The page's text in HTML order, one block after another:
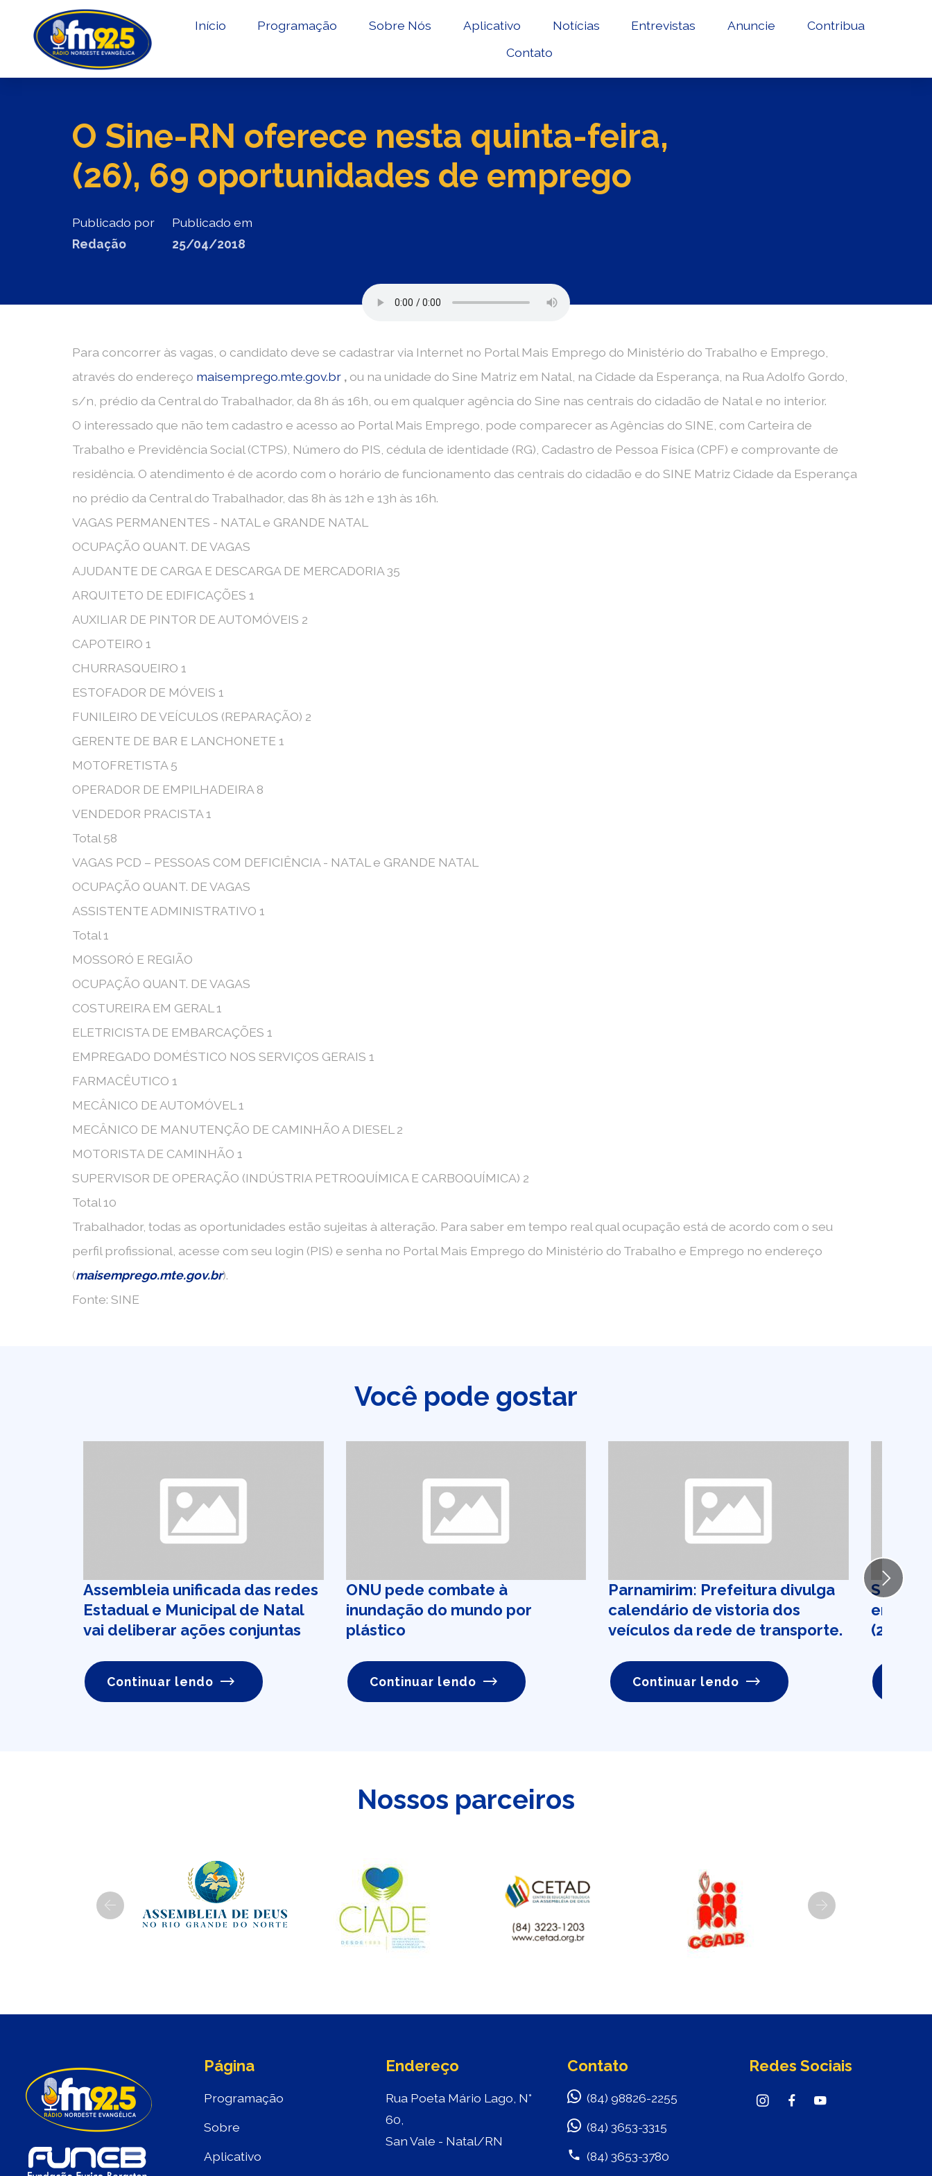
Início Programação Sobre Nós Aplicativo Notícias Entrevistas Anuncie
Contribua
Contato
O Sine-RN oferece nesta quinta-feira,
(26), 69 oportunidades de emprego
Publicado por
Redação
Publicado em
25/04/2018
Para concorrer às vagas, o candidato deve se cadastrar via Internet no Portal Mais Emprego do Ministério do Trabalho e Emprego,
através do endereço maisemprego.mte.gov.br , ou na unidade do Sine Matriz em Natal, na Cidade da Esperança, na Rua Adolfo Gordo,
s/n, prédio da Central do Trabalhador, da 8h ás 16h, ou em qualquer agência do Sine nas centrais do cidadão de Natal e no interior.
O interessado que não tem cadastro e acesso ao Portal Mais Emprego, pode comparecer as Agências do SINE, com Carteira de
Trabalho e Previdência Social (CTPS), Número do PIS, cédula de identidade (RG), Cadastro de Pessoa Física (CPF) e comprovante de
residência. O atendimento é de acordo com o horário de funcionamento das centrais do cidadão e do SINE Matriz Cidade da Esperança
no prédio da Central do Trabalhador, das 8h às 12h e 13h às 16h.
VAGAS PERMANENTES - NATAL e GRANDE NATAL
OCUPAÇÃO QUANT. DE VAGAS
AJUDANTE DE CARGA E DESCARGA DE MERCADORIA 35
ARQUITETO DE EDIFICAÇÕES 1
AUXILIAR DE PINTOR DE AUTOMÓVEIS 2
CAPOTEIRO 1
CHURRASQUEIRO 1
ESTOFADOR DE MÓVEIS 1
FUNILEIRO DE VEÍCULOS (REPARAÇÃO) 2
GERENTE DE BAR E LANCHONETE 1
MOTOFRETISTA 5
OPERADOR DE EMPILHADEIRA 8
VENDEDOR PRACISTA 1
Total 58
VAGAS PCD – PESSOAS COM DEFICIÊNCIA - NATAL e GRANDE NATAL
OCUPAÇÃO QUANT. DE VAGAS
ASSISTENTE ADMINISTRATIVO 1
Total 1
MOSSORÓ E REGIÃO
OCUPAÇÃO QUANT. DE VAGAS
COSTUREIRA EM GERAL 1
ELETRICISTA DE EMBARCAÇÕES 1
EMPREGADO DOMÉSTICO NOS SERVIÇOS GERAIS 1
FARMACÊUTICO 1
MECÂNICO DE AUTOMÓVEL 1
MECÂNICO DE MANUTENÇÃO DE CAMINHÃO A DIESEL 2
MOTORISTA DE CAMINHÃO 1
SUPERVISOR DE OPERAÇÃO (INDÚSTRIA PETROQUÍMICA E CARBOQUÍMICA) 2
Total 10
Trabalhador, todas as oportunidades estão sujeitas à alteração. Para saber em tempo real qual ocupação está de acordo com o seu
perfil profissional, acesse com seu login (PIS) e senha no Portal Mais Emprego do Ministério do Trabalho e Emprego no endereço
(maisemprego.mte.gov.br).
Fonte: SINE
Você pode gostar
Assembleia unificada das redes
Estadual e Municipal de Natal
vai deliberar ações conjuntas
Continuar lendo
ONU pede combate à
inundação do mundo por
plástico
Continuar lendo
Parnamirim: Prefeitura divulga
calendário de vistoria dos
veículos da rede de transporte.
Continuar lendo
SINE-
(24)
Next
Nossos parceiros
Previous Next
Página
Programação
Sobre
Aplicativo
Endereço
Rua Poeta Mário Lago, N°
60,
San Vale - Natal/RN
Contato
(84) 98826-2255
(84) 3653-3315
(84) 3653-3780
Redes Sociais